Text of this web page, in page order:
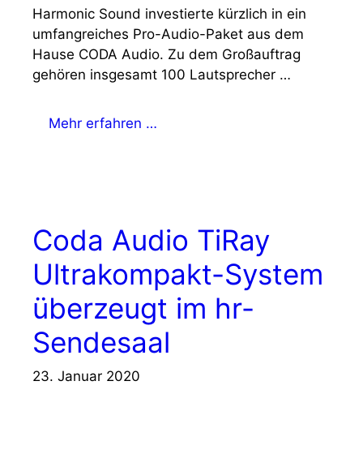
Harmonic Sound investierte kürzlich in ein
umfangreiches Pro-Audio-Paket aus dem
Hause CODA Audio. Zu dem Großauftrag
gehören insgesamt 100 Lautsprecher …
Mehr erfahren …
Coda Audio TiRay
Ultrakompakt-System
überzeugt im hr-
Sendesaal
23. Januar 2020